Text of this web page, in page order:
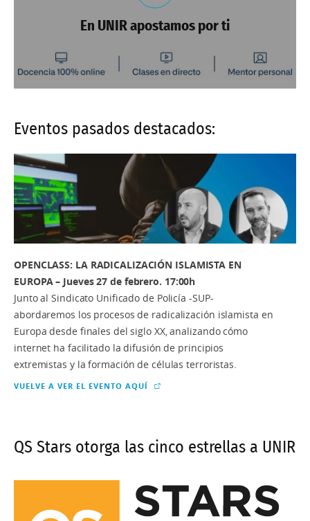
En UNIR apostamos por ti
Eventos pasados destacados:
OPENCLASS: LA RADICALIZACIÓN ISLAMISTA EN
EUROPA – Jueves 27 de febrero. 17:00h
Junto al Sindicato Unificado de Policía -SUP-
abordaremos los procesos de radicalización islamista en
Europa desde finales del siglo XX, analizando cómo
internet ha facilitado la difusión de principios
extremistas y la formación de células terroristas.
VUELVE A VER EL EVENTO AQUÍ
QS Stars otorga las cinco estrellas a UNIR